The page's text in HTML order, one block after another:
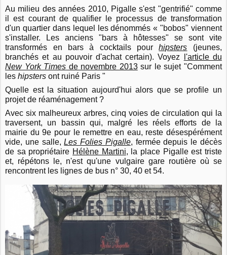
Au milieu des années 2010, Pigalle s'est "gentrifié" comme
il est courant de qualifier le processus de transformation
d'un quartier dans lequel les dénommés « "bobos" viennent
s'installer. Les anciens "bars à hôtesses" se sont vite
transformés en bars à cocktails pourhipsters (jeunes,
branchés et au pouvoir d'achat certain). Voyez
l'article du
New York Times de novembre 2013sur le sujet "Comment
leshipsters ont ruiné Paris "
Quelle est la situation aujourd'hui alors que se profile un
projet de réaménagement ?
Avec six malheureux arbres, cinq voies de circulation qui la
traversent, un bassin qui, malgré les réels efforts de la
mairie du 9e pour le remettre en eau, reste désespérément
vide, une salle,Les Folies Pigalle, fermée depuis le décès
de sa propriétaire Hélène Martini, la place Pigalle est triste
et, répétons le, n'est qu'une vulgaire gare routière où se
rencontrent les lignes de bus n° 30, 40 et 54.